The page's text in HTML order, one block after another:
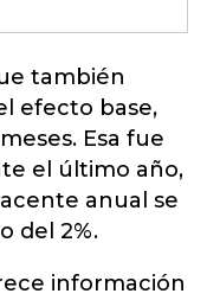
también
efecto base,
Esa fue
el último año,
anual se
del 2%.
información